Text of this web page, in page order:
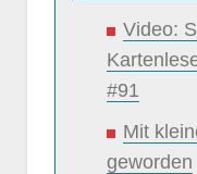
Video:
#91
Mit
geworden